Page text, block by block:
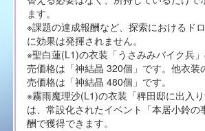
ます。
※課題の達成報酬など、探索におけるド
に効果は発揮されません。
※聖白蓮(L1)の衣装「うさみみバイク兵
売価格は「神結晶 320個」です。他衣装
売価格は「神結晶 480個」です。
※霧雨魔理沙(L1)の衣装「稗田邸に出入り
は、常設化されたイベント「本居小鈴の
酬で獲得できます。